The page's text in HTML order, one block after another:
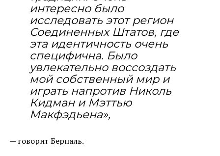
интересно было
исследовать этот регион
Соединенных Штатов, где
эта идентичность очень
специфична. Было
увлекательно воссоздать
мой собственный мир и
играть напротив Николь
Кидман и Мэттью
Макфэдьена»,
— говорит Берналь.